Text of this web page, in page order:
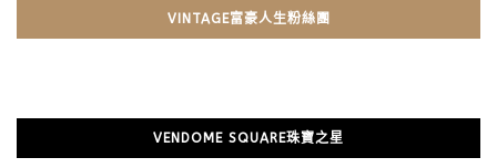
VINTAGE富豪人生粉絲團
VENDOME SQUARE珠寶之星